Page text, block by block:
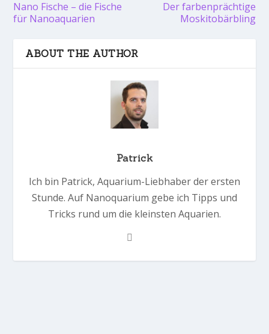
Nano Fische – die Fische
für Nanoaquarien
Der farbenprächtige
Moskitobärbling
ABOUT THE AUTHOR
Patrick
Ich bin Patrick, Aquarium-Liebhaber der ersten
Stunde. Auf Nanoquarium gebe ich Tipps und
Tricks rund um die kleinsten Aquarien.